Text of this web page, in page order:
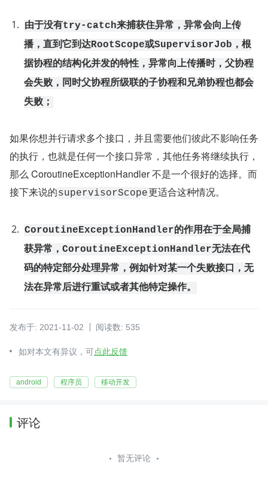
由于没有try-catch来捕获住异常，异常会向上传
播，直到它到达RootScope或SupervisorJob，根
据协程的结构化并发的特性，异常向上传播时，父协程
会失败，同时父协程所级联的子协程和兄弟协程也都会
失败；
如果你想并行请求多个接口，并且需要他们彼此不影响任务
的执行，也就是任何一个接口异常，其他任务将继续执行，
那么 CoroutineExceptionHandler 不是一个很好的选择。而
接下来说的supervisorScope更适合这种情况。
CoroutineExceptionHandler的作用在于全局捕
获异常，CoroutineExceptionHandler无法在代
码的特定部分处理异常，例如针对某一个失败接口，无
法在异常后进行重试或者其他特定操作。
发布于: 2021-11-02 阅读数: 535
如对本文有异议，可点此反馈
android 程序员 移动开发
评论
暂无评论